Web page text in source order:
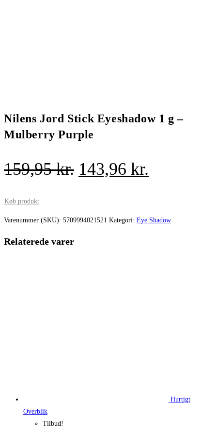
Nilens Jord Stick Eyeshadow 1 g –
Mulberry Purple
159,95kr. Den
var:
143,96 kr.
er:
Køb produkt
Varenummer (SKU): 5709994021521 Kategori: Eye Shadow
Relaterede varer
Hurtigt
Overblik
Tilbud!